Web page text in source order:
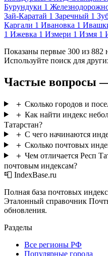
Бурундуки 1
Зай-Каратай 1 Заречный 1
Каргали 1 Ивановка 1
1 Ижевка 1 Измери 1 Измя 1
Показаны первые 300 из 882
Используйте поиск для
Частые вопросы
＋ Сколько городов и
＋ Как найти индекс
Татарстан?
＋ С чего начинаются
＋ Сколько почтовых
＋ Чем отличается Респ
почтовым индексам?
📮 IndexBase.ru
Полная база почтовых
Эталонный справочник
обновления.
Разделы
Все регионы РФ
Популярные города